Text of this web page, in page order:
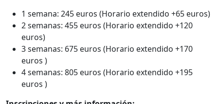
1 semana: 245 euros (Horario extendido +65 euros)
2 semanas: 455 euros (Horario extendido +120
euros)
3 semanas: 675 euros (Horario extendido +170
euros )
4 semanas: 805 euros (Horario extendido +195
euros )